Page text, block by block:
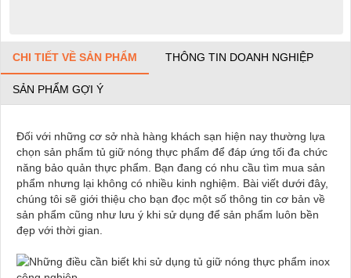
CHI TIẾT VỀ SẢN PHẨM THÔNG TIN DOANH NGHIỆP
SẢN PHẨM GỢI Ý
Đối với những cơ sở nhà hàng khách sạn hiện nay thường lựa
chọn sản phẩm tủ giữ nóng thực phẩm để đáp ứng tối đa chức
năng bảo quản thực phẩm. Bạn đang có nhu cầu tìm mua sản
phẩm nhưng lại không có nhiều kinh nghiệm. Bài viết dưới đây,
chúng tôi sẽ giới thiệu cho bạn đọc một số thông tin cơ bản về
sản phẩm cũng như lưu ý khi sử dụng để sản phẩm luôn bền
đẹp với thời gian.